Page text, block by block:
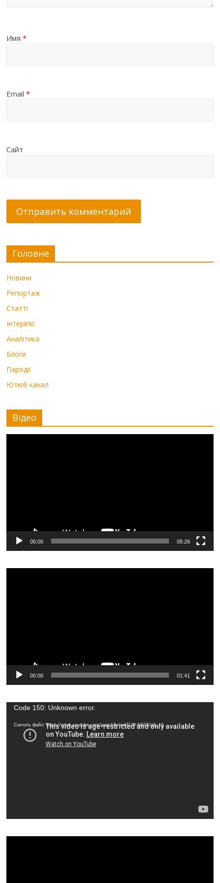
Имя*
Email*
Сайт
Головне
Новини
Репортаж
Статті
Інтерв’ю
Аналітика
Блоги
Пародії
Ютюб канал
Відео
00:00 05:26
00:00 01:41
Видеоплеер
Code 150: Unknown error.
Скачать файл: https://www.youtube.com/watch?v=wkTUU-NEGUg&_=3